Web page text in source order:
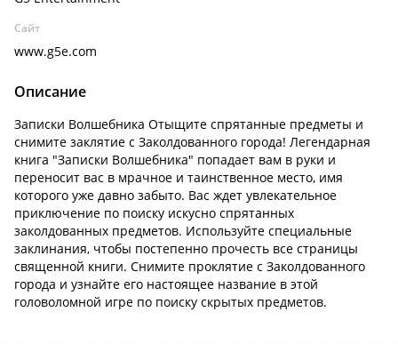
Сайт
www.g5e.com
Описание
Записки Волшебника Отыщите спрятанные предметы и
снимите заклятие с Заколдованного города! Легендарная
книга "Записки Волшебника" попадает вам в руки и
переносит вас в мрачное и таинственное место, имя
которого уже давно забыто. Вас ждет увлекательное
приключение по поиску искусно спрятанных
заколдованных предметов. Используйте специальные
заклинания, чтобы постепенно прочесть все страницы
священной книги. Снимите проклятие с Заколдованного
города и узнайте его настоящее название в этой
головоломной игре по поиску скрытых предметов.